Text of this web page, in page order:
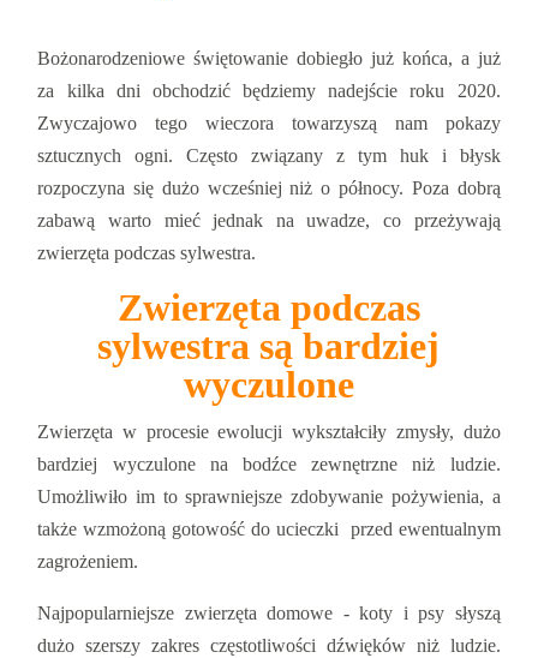
Bożonarodzeniowe świętowanie dobiegło już końca, a już
za kilka dni obchodzić będziemy nadejście roku 2020.
Zwyczajowo tego wieczora towarzyszą nam pokazy
sztucznych ogni. Często związany z tym huk i błysk
rozpoczyna się dużo wcześniej niż o północy. Poza dobrą
zabawą warto mieć jednak na uwadze, co przeżywają
zwierzęta podczas sylwestra.
Zwierzęta podczas
sylwestra są bardziej
wyczulone
Zwierzęta w procesie ewolucji wykształciły zmysły, dużo
bardziej wyczulone na bodźce zewnętrzne niż ludzie.
Umożliwiło im to sprawniejsze zdobywanie pożywienia, a
także wzmożoną gotowość do ucieczki przed ewentualnym
zagrożeniem.
Najpopularniejsze zwierzęta domowe - koty i psy słyszą
dużo szerszy zakres częstotliwości dźwięków niż ludzie.